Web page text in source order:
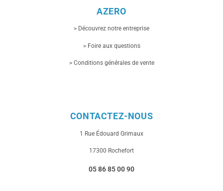
AZERO
> Découvrez notre entreprise
> Foire aux questions
> Conditions générales de vente
CONTACTEZ-NOUS
1 Rue Édouard Grimaux
17300 Rochefort
05 86 85 00 90